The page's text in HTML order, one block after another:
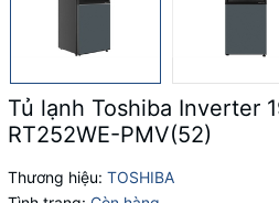
Tủ lạnh Toshiba Inverter
RT252WE-PMV(52)
Thương hiệu: TOSHIBA